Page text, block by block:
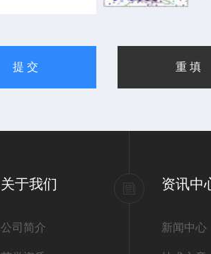
关于我们
公司简介
资讯中
新闻中心